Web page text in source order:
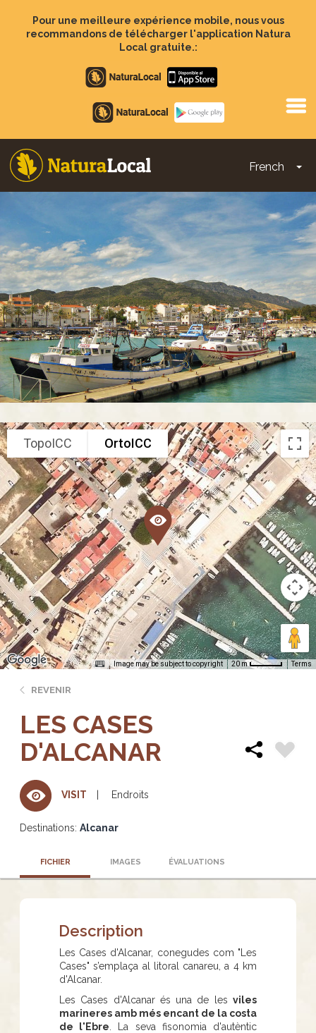
contenu
Pour une meilleure expérience mobile, nous vous
recommandons de télécharger l'application Natura
Local gratuite.:
Apple
store
Google
Play
French
Main
navigation
TopoICC OrtoICC
Image may be subject to copyright 20 m Terms
REVENIR
LES CASES
D'ALCANAR
VISIT Endroits
Destinations: Alcanar
FICHIER IMAGES ÉVALUATIONS
Description
Les Cases d'Alcanar, conegudes com "Les
Cases" s’emplaça al litoral canareu, a 4 km
d'Alcanar.
Les Cases d'Alcanar és una de les viles
marineres amb més encant de la costa
de l'Ebre . La seva fisonomia d'autèntic